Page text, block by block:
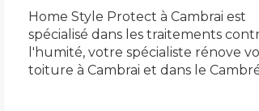
Home Style Protect à Cambrai est
spécialisé dans les traitements
l'humité, votre spécialiste rénove
toiture à Cambrai et dans le